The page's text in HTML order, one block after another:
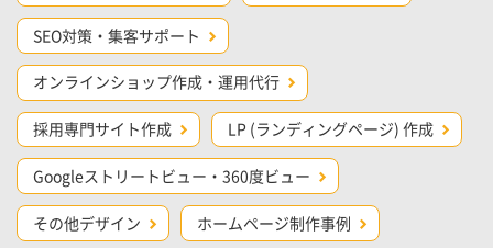
SEO対策・集客サポート
オンラインショップ作成・運用代行
採用専門サイト作成 LP (ランディングページ) 作成
Googleストリートビュー・360度ビュー
その他デザイン ホームページ制作事例